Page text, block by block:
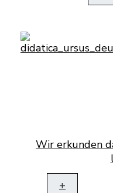
Wir erkunden
+